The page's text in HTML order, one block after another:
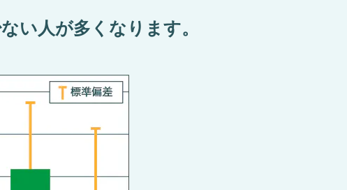
い⼈が多くなります。